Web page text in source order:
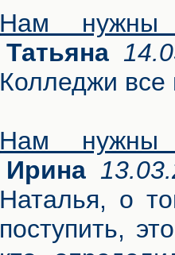
Нам нужны
Татьяна
Колледжи
Нам нужны
Ирина
Наталья, о
поступить,